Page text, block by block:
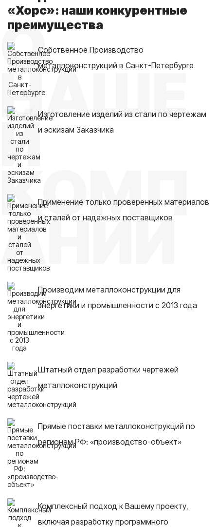
О
НАШЕ
Й
КОМП
АНИИ
«Хорс»: наши конкурентные
преимущества
Собственное Производство
металлоконструкций в Санкт-Петербурге
Изготовление изделий из стали по чертежам
и эскизам Заказчика
Применение только проверенных материалов
и сталей от надежных поставщиков
Производим металлоконструкции для
энергетики и промышленности с 2013 года
Штатный отдел разработки чертежей
металлоконструкций
Прямые поставки металлоконструкций по
регионам РФ: «производство-объект»
Комплексный подход к Вашему проекту,
включая разработку программного